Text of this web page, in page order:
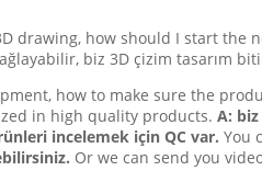
drawing, how should I start the
biz 3D çizim tasarım
how to make sure the
in high quality products. A:
incelemek için QC var. You
Or we can send you